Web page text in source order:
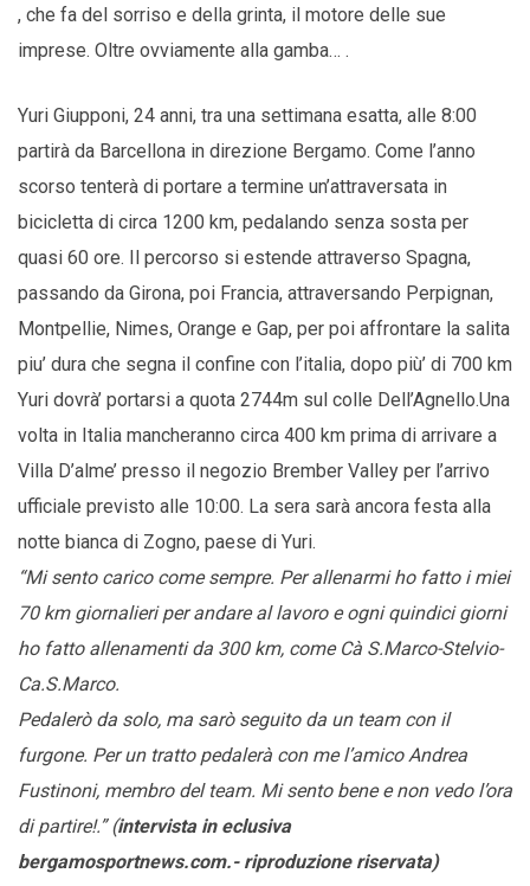
, che fa del sorriso e della grinta, il motore delle sue
imprese. Oltre ovviamente alla gamba… .
Yuri Giupponi, 24 anni, tra una settimana esatta, alle 8:00
partirà da Barcellona in direzione Bergamo. Come l’anno
scorso tenterà di portare a termine un’attraversata in
bicicletta di circa 1200 km, pedalando senza sosta per
quasi 60 ore. Il percorso si estende attraverso Spagna,
passando da Girona, poi Francia, attraversando Perpignan,
Montpellie, Nimes, Orange e Gap, per poi affrontare la salita
piu’ dura che segna il confine con l’italia, dopo più’ di 700 km
Yuri dovrà’ portarsi a quota 2744m sul colle Dell’Agnello.Una
volta in Italia mancheranno circa 400 km prima di arrivare a
Villa D’alme’ presso il negozio Brember Valley per l’arrivo
ufficiale previsto alle 10:00. La sera sarà ancora festa alla
notte bianca di Zogno, paese di Yuri.
“Mi sento carico come sempre. Per allenarmi ho fatto i miei
70 km giornalieri per andare al lavoro e ogni quindici giorni
ho fatto allenamenti da 300 km, come Cà S.Marco-Stelvio-
Ca.S.Marco.
Pedalerò da solo, ma sarò seguito da un team con il
furgone. Per un tratto pedalerà con me l’amico Andrea
Fustinoni, membro del team. Mi sento bene e non vedo l’ora
di partire!.” (intervista in eclusiva
bergamosportnews.com.- riproduzione riservata)